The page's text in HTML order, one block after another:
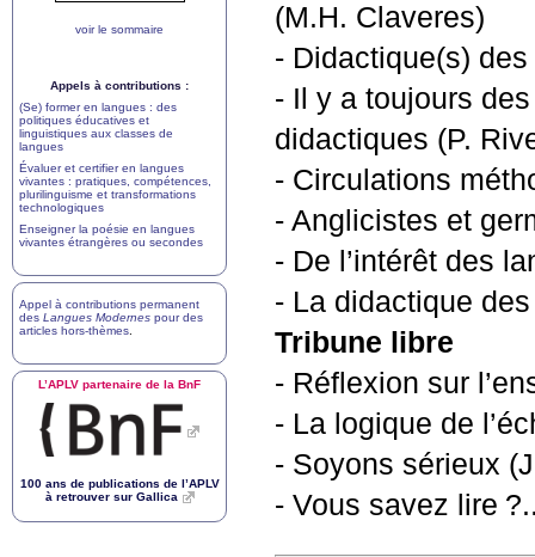
(M.H. Claveres)
- Didactique(s)
- Il y a toujours
didactiques (P.
- Circulations
- Anglicistes et
- De l’intérêt des
- La didactique
Tribune libre
- Réflexion sur
- La logique de
- Soyons sérieux
- Vous savez lire
voir le sommaire
Appels à contributions :
(Se) former en langues : des
politiques éducatives et
linguistiques aux classes de
langues
Évaluer et certifier en langues
vivantes : pratiques, compétences,
plurilinguisme et transformations
technologiques
Enseigner la poésie en langues
vivantes étrangères ou secondes
Appel à contributions permanent
des Langues Modernes pour des
articles hors-thèmes
L’APLV partenaire de la BnF
100 ans de publications de l’APLV
à retrouver sur Gallica